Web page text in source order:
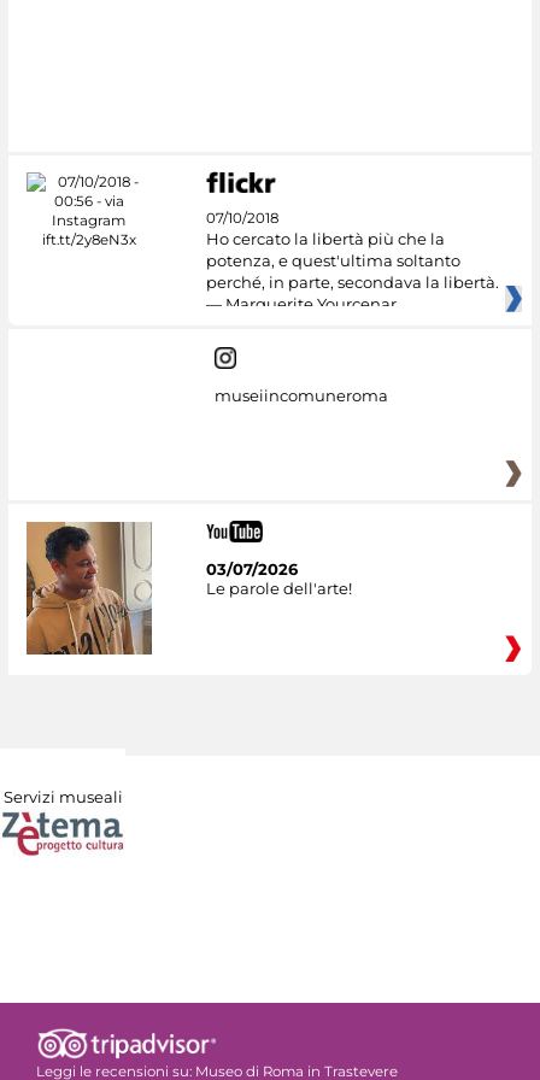
07/10/2018
Ho cercato la libertà più che la
potenza, e quest'ultima soltanto
perché, in parte, secondava la libertà.
— Marguerite Yourcenar
museiincomuneroma
03/07/2026
Le parole dell'arte!
Servizi museali
Leggi le recensioni su: Museo di Roma in Trastevere